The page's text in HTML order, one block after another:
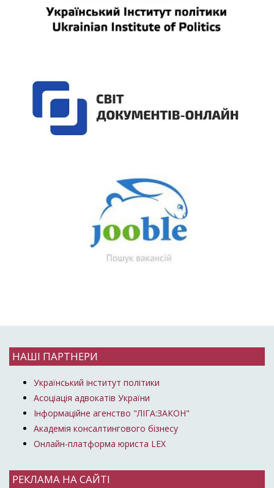
НАШІ ПАРТНЕРИ
Український інститут політики
Асоціація адвокатів України
Інформаційне агенство "ЛІГА:ЗАКОН"
Академія консалтингового бізнесу
Онлайн-платформа юриста LEX
РЕКЛАМА НА САЙТІ